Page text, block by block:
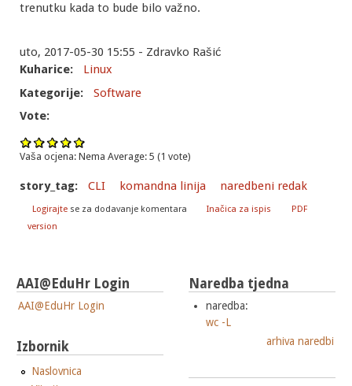
trenutku kada to bude bilo važno.
uto, 2017-05-30 15:55 - Zdravko Rašić
Kuharice:
Linux
Kategorije:
Software
Vote:
Vaša ocjena: Nema Average: 5 (1 vote)
story_tag: CLI komandna linija naredbeni redak
Logirajtese za dodavanje komentara Inačica za ispis
PDF
version
AAI@EduHr Login
AAI@EduHr Login
Izbornik
Naslovnica
Naredba tjedna
naredba:
wc -L
arhiva naredbi